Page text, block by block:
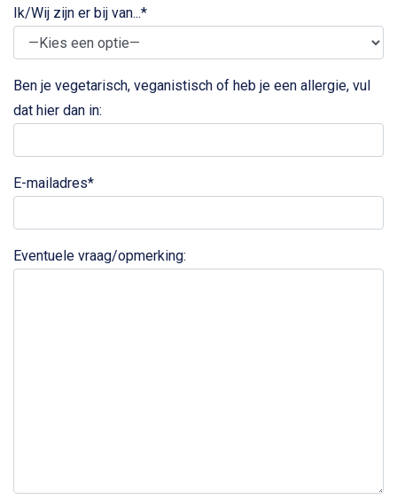
Ik/Wij zijn er bij van...*
Ben je vegetarisch, veganistisch of heb je een allergie, vul
dat hier dan in:
E-mailadres*
Eventuele vraag/opmerking: